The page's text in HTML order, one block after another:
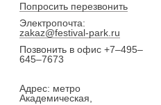
Попросить перезвонить
Электропочта:
zakaz@festival-park.ru
Позвонить в офис +7–495–
645–7673
Адрес: метро
Академическая,